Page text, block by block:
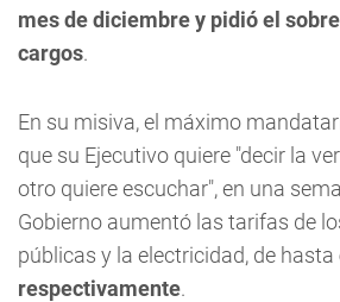
mes de diciembre y pidió el
cargos.
En su misiva, el máximo
que su Ejecutivo quiere "decir la
otro quiere escuchar", en una
Gobierno aumentó las tarifas de
públicas y la electricidad, de hasta
respectivamente.